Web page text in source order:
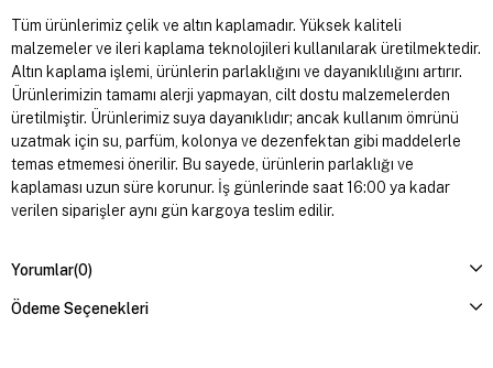
Tüm ürünlerimiz çelik ve altın kaplamadır. Yüksek kaliteli
malzemeler ve ileri kaplama teknolojileri kullanılarak üretilmektedir.
Altın kaplama işlemi, ürünlerin parlaklığını ve dayanıklılığını artırır.
Ürünlerimizin tamamı alerji yapmayan, cilt dostu malzemelerden
üretilmiştir. Ürünlerimiz suya dayanıklıdır; ancak kullanım ömrünü
uzatmak için su, parfüm, kolonya ve dezenfektan gibi maddelerle
temas etmemesi önerilir. Bu sayede, ürünlerin parlaklığı ve
kaplaması uzun süre korunur. İş günlerinde saat 16:00 ya kadar
verilen siparişler aynı gün kargoya teslim edilir.
Yorumlar(0)
Ödeme Seçenekleri